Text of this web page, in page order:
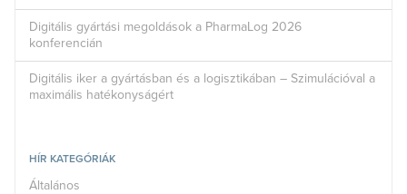
Digitális gyártási megoldások a PharmaLog 2026
konferencián
Digitális iker a gyártásban és a logisztikában – Szimulációval a
maximális hatékonyságért
HÍR KATEGÓRIÁK
Általános